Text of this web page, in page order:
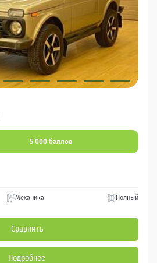
5 000 баллов
Механика Полный
Сравнить
Подробнее